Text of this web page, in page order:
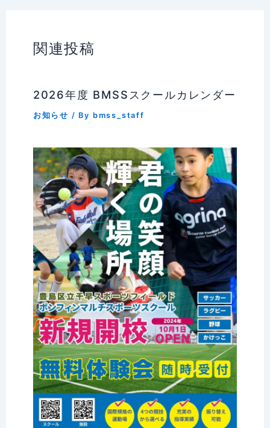
関連投稿
2026年度 BMSSスクールカレンダー
お知らせ / By bmss_staff